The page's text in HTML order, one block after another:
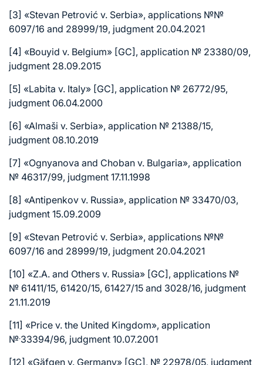
[3] «Stevan Petrović v. Serbia», applications №№
6097/16 and 28999/19, judgment 20.04.2021
[4] «Bouyid v. Belgium» [GC], application № 23380/09,
judgment 28.09.2015
[5] «Labita v. Italy» [GC], application № 26772/95,
judgment 06.04.2000
[6] «Almaši v. Serbia», application № 21388/15,
judgment 08.10.2019
[7] «Ognyanova and Choban v. Bulgaria», application
№ 46317/99, judgment 17.11.1998
[8] «Antipenkov v. Russia», application № 33470/03,
judgment 15.09.2009
[9] «Stevan Petrović v. Serbia», applications №№
6097/16 and 28999/19, judgment 20.04.2021
[10] «Z.A. and Others v. Russia» [GC], applications №
№ 61411/15, 61420/15, 61427/15 and 3028/16, judgment
21.11.2019
[11] «Price v. the United Kingdom», application
№.33394/96, judgment 10.07.2001
[12] «Gäfgen v. Germany» [GC], № 22978/05, judgment